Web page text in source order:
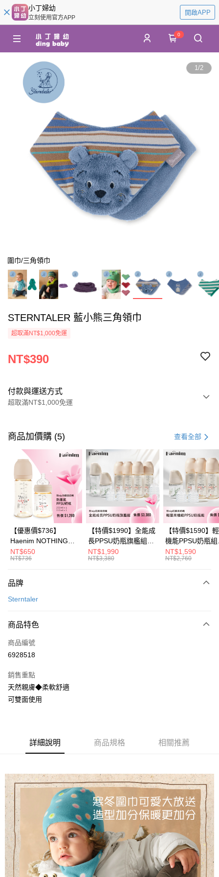
小丁婦幼
立刻使用官方APP
開啟APP
0
1/2
圍巾/三角領巾
STERNTALER 藍小熊三角領巾
超取滿NT$1,000免運
NT$390
付款與運送方式
超取滿NT$1,000免運
信用卡一次付款
信用卡分期付款
3 期 0 利率 每期 NT$130 21家銀行
合作金庫商業銀行
第一商業銀行
華南商業銀行
彰化商業銀行
上海商業儲蓄銀行
台北富邦商業銀行
國泰世華商業銀行
兆豐國際商業銀行
臺灣中小企業銀行
台中商業銀行
匯豐（台灣）商業銀行
華泰商業銀行
遠東國際商業銀行
元大商業銀行
台灣樂天信用卡公司
6 期 0 利率 每期NT$65 21家銀行
合作金庫商業銀行
第一商業銀行
華南商業銀行
彰化商業銀行
上海商業儲蓄銀行
台北富邦商業銀行
國泰世華商業銀行
兆豐國際商業銀行
臺灣中小企業銀行
台中商業銀行
匯豐（台灣）商業銀行
華泰商業銀行
聯邦商業銀行
玉山商業銀行
台灣樂天信用卡公司
超商取貨付款
LINE Pay
Apple Pay
悠遊付
1.本服務由台灣大哥大提供，台灣大哥大用戶可立即使用無須另外申請。
流程，驗證手機門號後，選擇欲分期的期數、繳款截止日，確認付款後即完
3.實際核准額度、可分期數及費用金額請依後續交易確認頁面所載為準。
消。如遇「轉專審核」未通過狀況，表示未達大哥付你分期系統評分，恕無
法說明評估內容。
【繳款方式說明】
1.分期款項不併入電信帳單，「大哥付你分期」於每月結算日後寄送繳費提
【注意事項】
買賣價金債權讓與本公司後，依約使用本公司帳單繳交帳款。
2.基於同意付款使用「大哥付你分期」之契約關係目的，商店將以您的個人
資料（包含姓名、電話或地址）提供予台灣大哥大進項蒐集、處理及利用，
由本公司與您本人進行分期帳單所需資料之確認、核對及更正。
3.完整用戶服務條款，請詳閱以下連結： https://oppay.tw/userRule
AFTEE先享後付
【關於「AFTEE先享後付」】
AFTEE先享後付是「在收到商品之後才付款」的支付方式。 讓您購物簡單
１．簡單：不需註冊會員、不需綁卡、不需儲值。
３．安心：先確認商品／服務後，再付款。
３．收到繳費通知簡訊後14天內，點擊此簡訊中的連結，可透過四大超商／
ATM／網路銀行／等多元方式進行付款，方視為交易完成。
後付繳納相關費用。
※ 交易是否成功請以「AFTEE先享後付 」之結帳頁面顯示為準，若有關於
是否繳費成功／繳費後需取消欲退款等相關疑問，請聯繫「AFTEE先享後付
客戶支援中心」 https://netprotections.freshdesk.com/support/home
【注意事項】
１．透過由恩沛科技股份有限公司提供之「AFTEE先享後付」服務完成之交
易，需依本服務之必要範圍內提供個人資料，並將交易相關給付款項請求債
權轉讓予恩沛科技股份有限公司。
２．關於個人資料處理事宜，請瀏覽以下網址：
https://aftee.tw/terms/#terms3
３．未成年的使用者請事先徵得法定代理人或監護人之同意方可使用
ATM付款
運送方式
全家取貨付款
每筆NT$60，滿NT$1,000(含以上)免運費
7-11取貨付款
付款後7-11取貨
每筆NT$60，滿NT$1,000(含以上)免運費
宅配
每筆NT$100，滿NT$1,000(含以上)免運費
商品加價購 (5) 查看全部
【優惠價$736】
Haenim NOTHING™
多合一PPSU防脹氣奶
瓶 2入組
NT$650
NT$736
【特價$1990】全能成
長PPSU奶瓶旗艦組
(PPSU奶瓶
250ml*4+玻璃奶瓶
NT$1,990
NT$3,380
【特價$1590】
機能PPSU奶瓶組
(PPSU奶瓶
250ml*4+玻璃奶
NT$1,590
NT$2,760
品牌
Sterntaler
商品特色
商品編號
6928518
銷售重點
天然親膚◆柔軟舒適
可雙面使用
詳細說明 商品規格 相關推薦